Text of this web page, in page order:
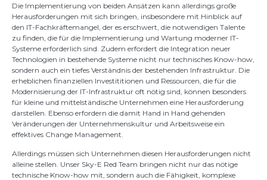
Die Implementierung von beiden Ansätzen kann allerdings große
Herausforderungen mit sich bringen, insbesondere mit Hinblick auf
den IT-Fachkräftemangel, der es erschwert, die notwendigen Talente
zu finden, die für die Implementierung und Wartung moderner IT-
Systeme erforderlich sind. Zudem erfordert die Integration neuer
Technologien in bestehende Systeme nicht nur technisches Know-how,
sondern auch ein tiefes Verständnis der bestehenden Infrastruktur. Die
erheblichen finanziellen Investititionen und Ressourcen, die für die
Modernisierung der IT-Infrastruktur oft nötig sind, können besonders
für kleine und mittelständische Unternehmen eine Herausforderung
darstellen. Ebenso erfordern die damit Hand in Hand gehenden
Veränderungen der Unternehmenskultur und Arbeitsweise ein
effektives Change Management.
Allerdings müssen sich Unternehmen diesen Herausforderungen nicht
alleine stellen. Unser Sky-E Red Team bringen nicht nur das nötige
technische Know-how mit, sondern auch die Fähigkeit, komplexe